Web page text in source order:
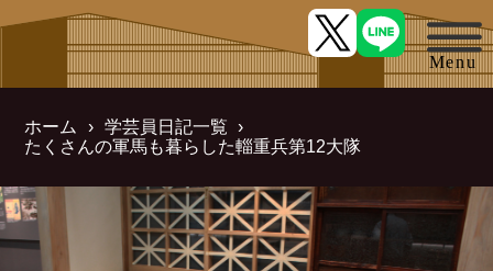
ホーム
学芸員日記一覧
たくさんの軍馬も暮らした輜重兵第12大隊